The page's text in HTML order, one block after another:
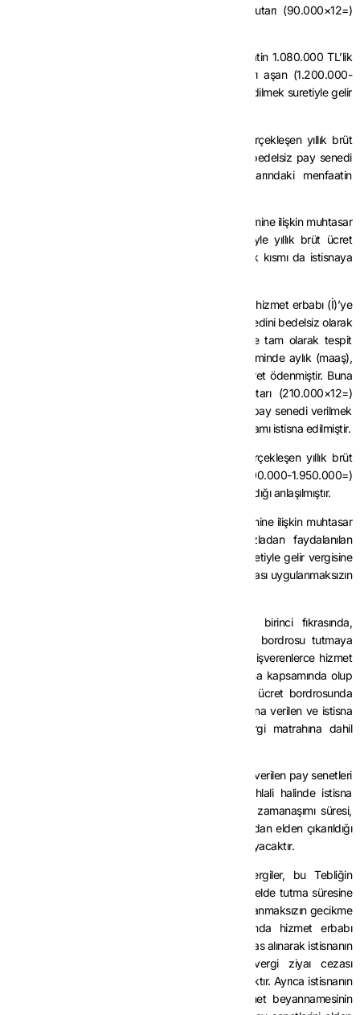
TL, 12 ile çarpılmak suretiyle yıllık brüt ücret tutarı (90.000×12=)
Buna göre, hizmet erbabı (H)’ye sağlanan menfaatin 1.080.000 TL’lik
kısmı gelir vergisinden istisna edilecek, bu tutarı aşan (1.200.000-
1.080.000=) 120.000 TL’lik kısım ise brüte iblağ edilmek suretiyle gelir
2025 yılı sonu itibarıyla hizmet erbabı (H)’nin gerçekleşen yıllık brüt
ücretinin 1.300.000 TL olduğu tespit edilmiş ve bedelsiz pay senedi
verilmek suretiyle sağlanan 1.200.000 TL tutarındaki menfaatin
Bu durumda, işveren tarafından Şubat 2025 dönemine ilişkin muhtasar
ve prim hizmet beyannamesi düzeltilmek suretiyle yıllık brüt ücret
tutarının ücret olarak vergilendirilen 120.000 TL’lik kısmı da istisnaya
Teknogirişim şirketi niteliğini haiz (I) A.Ş. hizmet erbabı (İ)’ye
11/3/2025 tarihi itibarıyla 2.000.000 TL’lik pay senedini bedelsiz olarak
vermiştir. 2025 yılına ilişkin brüt ücreti bu tarihte tam olarak tespit
edilemeyen hizmet erbabı (İ)’ye Mart 2025 döneminde aylık (maaş),
fazla mesai ve prim olmak üzere 210.000 TL ücret ödenmiştir. Buna
göre istisnaya konu edilebilecek brüt ücret tutarı (210.000×12=)
2.520.000 TL olarak dikkate alınmış ve bedelsiz pay senedi verilmek
suretiyle sağlanan 2.000.000 TL’lik menfaatin tamamı istisna edilmiştir.
2025 yılı sonu itibarıyla hizmet erbabı (İ)’nin gerçekleşen yıllık brüt
ücretinin 1.950.000 TL olduğu tespit edilmiş, (2.000.000-1.950.000=)
50.000 TL tutarında istisnadan fazladan faydalanıldığı anlaşılmıştır.
Bu durumda, işveren tarafından Mart 2025 dönemine ilişkin muhtasar
ve prim hizmet beyannamesi düzeltilerek, fazladan faydalanılan
50.000 TL’lik istisna tutarı brüte iblağ edilmek suretiyle gelir vergisine
tabi tutulacak ve hesaplanan vergi, vergi ziyaı cezası uygulanmaksızın
(3) 213 sayılı Kanunun 238 inci maddesinin birinci fıkrasında,
işverenlerin her ay ödedikleri ücretler için ücret bordrosu tutmaya
mecbur oldukları hükme bağlanmıştır. Dolayısıyla, işverenlerce hizmet
erbabına verilen pay senetlerinin tamamının, istisna kapsamında olup
olmadığına bakılmaksızın rayiç değeri üzerinden ücret bordrosunda
gösterilmesi gerekmektedir. Ancak, hizmet erbabına verilen ve istisna
kapsamında olan pay senetlerinin bedelleri vergi matrahına dahil
(4) Hizmet erbabına bedelsiz veya indirimli olarak verilen pay senetleri
dolayısıyla yararlanılan istisnaya ilişkin şartların ihlali halinde istisna
uygulaması nedeniyle alınmayan vergilere ilişkin zamanaşımı süresi,
söz konusu pay senetlerinin hizmet erbabı tarafından elden çıkarıldığı
tarihi takip eden takvim yılı başından itibaren başlayacaktır.
(5) İstisna uygulaması nedeniyle alınmayan vergiler, bu Tebliğin
dördüncü maddesinin üçüncü fıkrasında yer alan elde tutma süresine
ilişkin şartların ihlali halinde vergi ziyaı cezası uygulanmaksızın gecikme
faiziyle işverenden tahsil edilecektir. Bu durumda hizmet erbabı
tarafından pay senetlerinin elden çıkarıldığı tarih esas alınarak istisnanın
uygulandığı döneme ilişkin vergi dairesince vergi ziyaı cezası
kesilmeksizin gerekli gelir vergisi tarhiyatı yapılacaktır. Ayrıca istisnanın
uygulandığı döneme ait muhtasar ve prim hizmet beyannamesinin